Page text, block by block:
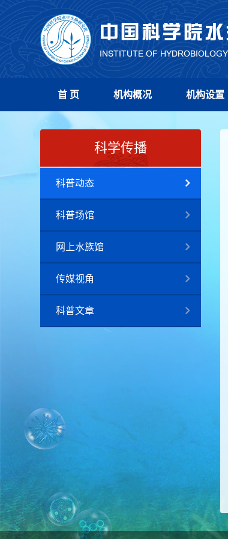
首 页 机构概况 机构设置
科学传播
科普动态
科普场馆
网上水族馆
传媒视角
科普文章